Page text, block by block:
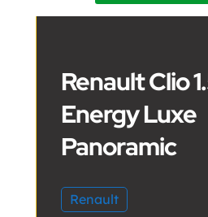
Renault Clio
Energy Luxe
Panoramic
Renault